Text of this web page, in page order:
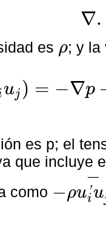
∇.
∇.ρ ui=
es ρ
ρ ; y
uj ) = −∇p
. τ+∇.- ρu uj'-
es p; el
que incluye
como −ρu '
iu
−
-ρui uj'-